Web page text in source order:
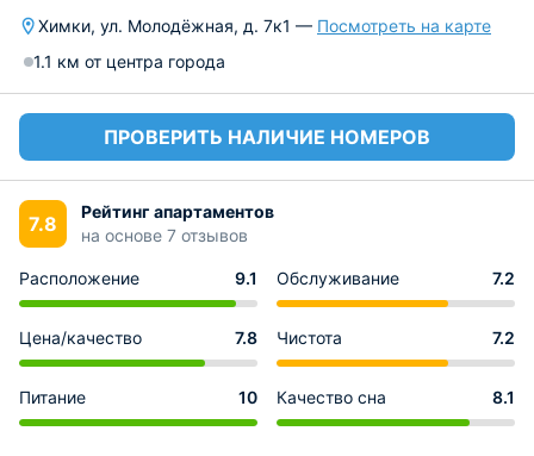
Химки, ул. Молодёжная, д. 7к1 — Посмотреть на карте
1.1 км от центра города
ПРОВЕРИТЬ НАЛИЧИЕ НОМЕРОВ
7.8
Рейтинг апартаментов
на основе 7 отзывов
Расположение 9.1 Обслуживание 7.2
Цена/качество 7.8 Чистота 7.2
Питание 10 Качество сна 8.1